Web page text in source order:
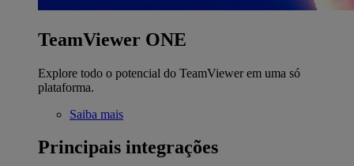
TeamViewer ONE
Explore todo o potencial do TeamViewer em uma só
plataforma.
Saiba mais
Principais integrações